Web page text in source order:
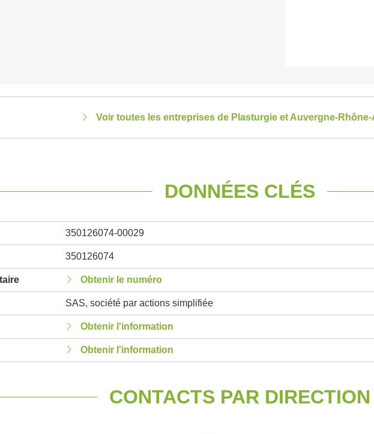
Voir toutes les entreprises de Plasturgie et Auvergne-
DONNÉES CLÉS
350126074-00029
350126074
Obtenir le numéro
SAS, société par actions simplifiée
Obtenir l'information
Obtenir l'information
CONTACTS PAR DIRECTION